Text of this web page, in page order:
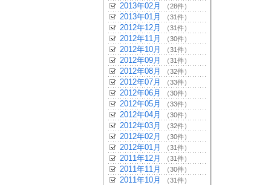
2013年02月 （28件）
2013年01月 （31件）
2012年12月 （31件）
2012年11月 （30件）
2012年10月 （31件）
2012年09月 （31件）
2012年08月 （32件）
2012年07月 （33件）
2012年06月 （30件）
2012年05月 （33件）
2012年04月 （30件）
2012年03月 （32件）
2012年02月 （30件）
2012年01月 （31件）
2011年12月 （31件）
2011年11月 （30件）
2011年10月 （31件）